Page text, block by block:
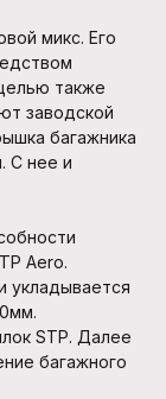
микс. Его
также
заводской
багажника
С нее и
Aero.
укладывается
STP. Далее
багажного